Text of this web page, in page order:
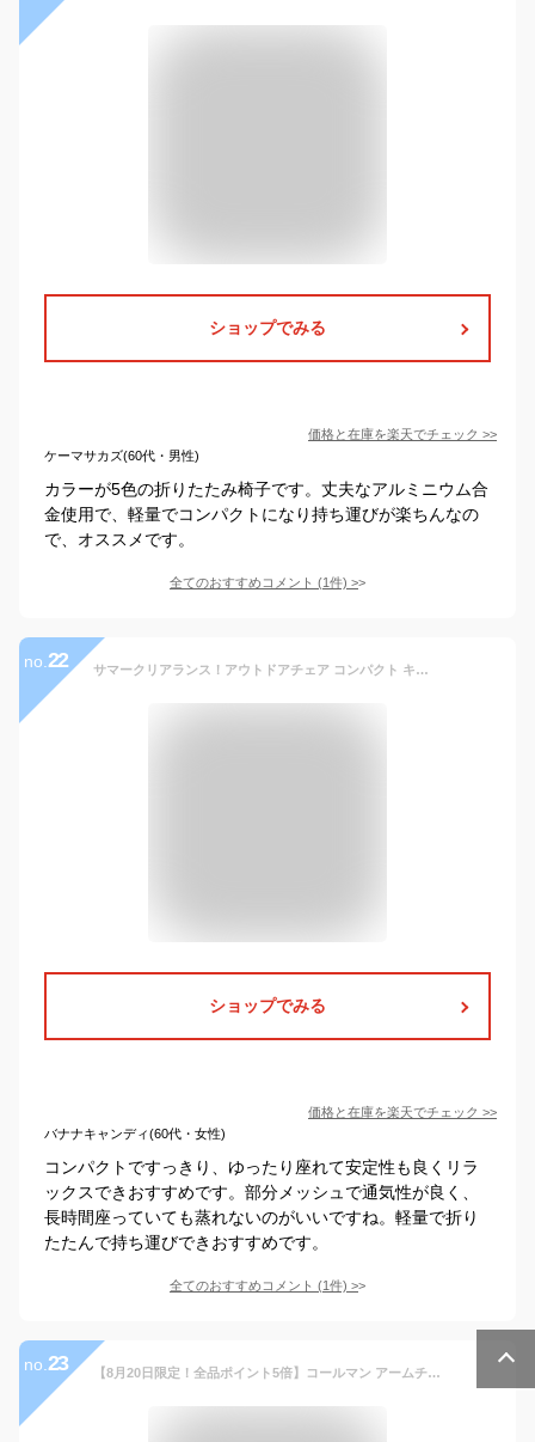
ショップでみる
価格と在庫を楽天でチェック >>
ケーマサカズ(60代・男性)
カラーが5色の折りたたみ椅子です。丈夫なアルミニウム合
金使用で、軽量でコンパクトになり持ち運びが楽ちんなの
で、オススメです。
全てのおすすめコメント (1件) >
no. 22 サマークリアランス！アウトドアチェア コンパクト キャンプチェアー 折りたたみ パイプ キャンプチェア 軽い 軽量 埋まらない 頑丈 キャンピングチェア 折りたたみ椅子 レイトンハウス おしゃれ キャンプ用品 ローチェア 沈みにくい フェス 組立簡単 おうちキャンプ 防災
ショップでみる
価格と在庫を楽天でチェック >>
バナナキャンディ(60代・女性)
コンパクトですっきり、ゆったり座れて安定性も良くリラ
ックスできおすすめです。部分メッシュで通気性が良く、
長時間座っていても蒸れないのがいいですね。軽量で折り
たたんで持ち運びできおすすめです。
全てのおすすめコメント (1件) >
no. 23 【8月20日限定！全品ポイント5倍】コールマン アームチェア | Coleman コールマンチェア アウトドア キャンプ コールマン椅子 チェア アームレスト 肘置き 折り畳み 持ち運び 便利 ドリンクホルダー バーベキュー BBQ ソロキャンプ ソロキャン 海 庭 ベ